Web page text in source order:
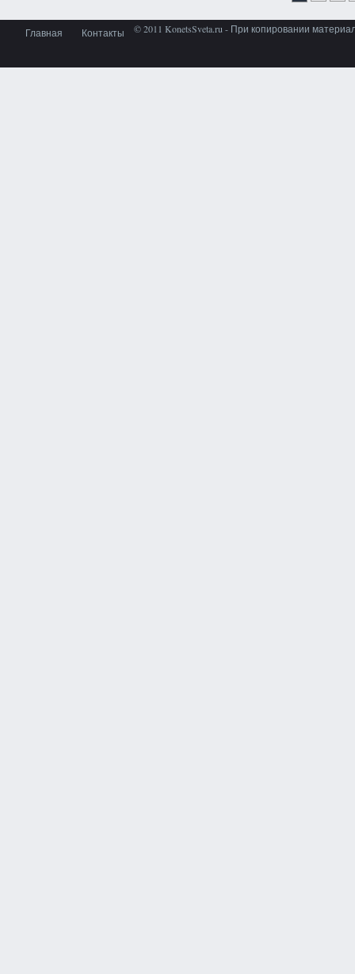
Главная Контакты © 2011 KonetsSveta.ru - При копировании